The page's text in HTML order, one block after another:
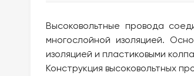
Высоковольтные провода
многослойной изоляцией.
изоляцией и пластиковыми
Конструкция высоковольтных